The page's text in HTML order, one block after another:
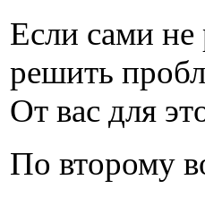
Если сами не
решить
От вас для
По второму